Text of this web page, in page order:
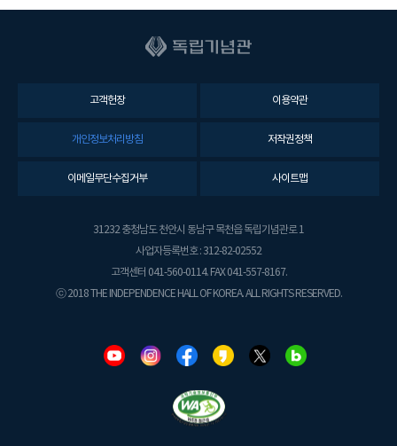
고객헌장 이용약관
개인정보처리방침 저작권정책
이메일무단수집거부 사이트맵
31232 충청남도 천안시 동남구 목천읍 독립기념관로 1
사업자등록번호 : 312-82-02552
고객센터 041-560-0114. FAX 041-557-8167.
ⓒ 2018 THE INDEPENDENCE HALL OF KOREA. ALL RIGHTS RESERVED.